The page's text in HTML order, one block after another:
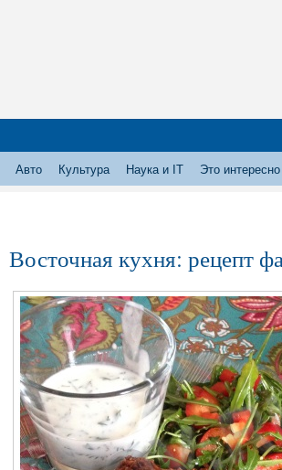
Авто Культура Наука и IT Это интересно
Восточная кухня: рецепт